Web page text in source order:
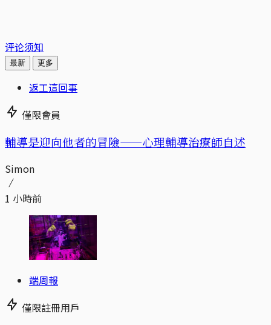
评论须知
最新 更多
返工這回事
僅限會員
輔導是迎向他者的冒險——心理輔導治療師自述
Simon
1 小時前
端周報
僅限註冊用戶